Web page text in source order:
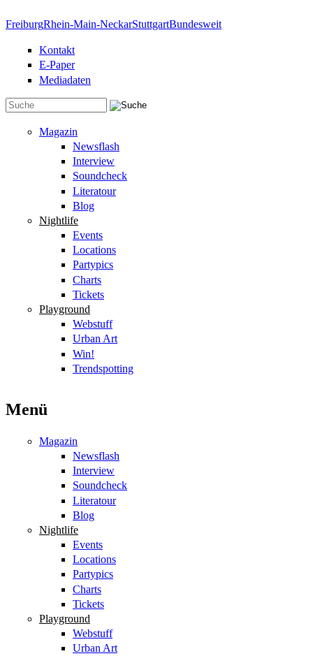
FreiburgRhein-Main-NeckarStuttgartBundesweit
Kontakt
E-Paper
Mediadaten
Magazin
Newsflash
Interview
Soundcheck
Literatour
Blog
Nightlife
Events
Locations
Partypics
Charts
Tickets
Playground
Webstuff
Urban Art
Win!
Trendspotting
Menü
Magazin
Newsflash
Interview
Soundcheck
Literatour
Blog
Nightlife
Events
Locations
Partypics
Charts
Tickets
Playground
Webstuff
Urban Art